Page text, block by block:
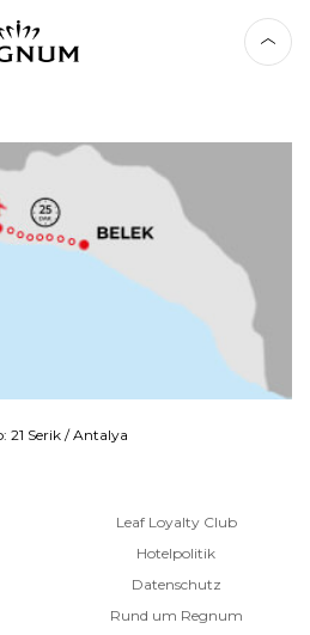
21 Serik / Antalya
Leaf Loyalty Club
Hotelpolitik
Datenschutz
Rund um Regnum